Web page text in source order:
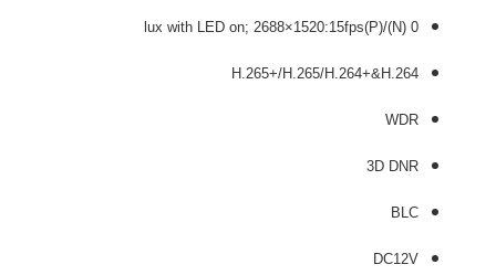
0 lux with LED on; 2688×1520:15fps(P)/(N)
H.265+/H.265/H.264+&H.264
WDR
3D DNR
BLC
DC12V